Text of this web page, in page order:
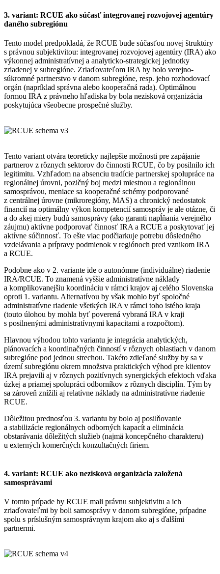
3. variant: RCUE ako súčasť integrovanej rozvojovej agentúry
daného subregiónu
Tento model predpokladá, že RCUE bude súčasťou novej štruktúry
s právnou subjektivitou: integrovanej rozvojovej agentúry (IRA) ako
výkonnej administratívnej a analyticko-strategickej jednotky
zriadenej v subregióne. Zriaďovateľom IRA by bolo verejno-
súkromné partnerstvo v danom subregióne, resp. jeho rozhodovací
orgán (napríklad správna alebo kooperačná rada). Optimálnou
formou IRA z právneho hľadiska by bola nezisková organizácia
poskytujúca všeobecne prospečné služby.
Tento variant otvára teoreticky najlepšie možnosti pre zapájanie
partnerov z rôznych sektorov do činnosti RCUE, čo by posilnilo ich
legitimitu. Vzhľadom na absenciu tradície partnerskej spolupráce na
regionálnej úrovni, pozičný boj medzi miestnou a regionálnou
samosprávou, meniace sa kooperačné schémy podporované
z centrálnej úrovne (mikroregióny, MAS) a chronický nedostatok
financií na optimálny výkon kompetencií samospráv je ale otázne, či
a do akej miery budú samosprávy (ako garanti napĺňania verejného
záujmu) aktívne podporovať činnosť IRA a RCUE a poskytovať jej
aktívne súčinnosť. To ešte viac podčiarkuje potrebu dôsledného
vzdelávania a prípravy podmienok v regiónoch pred vznikom IRA
a RCUE.
Podobne ako v 2. variante ide o autonómne (individuálne) riadenie
IRA/RCUE. To znamená vyššie administratívne náklady
a komplikovanejšiu koordináciu v rámci krajov aj celého Slovenska
oproti 1. variantu. Alternatívou by však mohlo byť spoločné
administratívne riadenie všetkých IRA v rámci toho istého kraja
(touto úlohou by mohla byť poverená vybraná IRA v kraji
s posilnenými administratívnymi kapacitami a rozpočtom).
Hlavnou výhodou tohto variantu je integrácia analytických,
plánovacích a koordinačných činností v rôznych oblastiach v danom
subregióne pod jednou strechou. Takéto zdieľané služby by sa v
území subregiónu okrem množstva praktických výhod pre klientov
IRA prejavili aj v rôznych pozitívnych synergických efektoch vďaka
úzkej a priamej spolupráci odborníkov z rôznych disciplín. Tým by
sa zároveň znížili aj relatívne náklady na administratívne riadenie
RCUE.
Dôležitou prednosťou 3. variantu by bolo aj posilňovanie
a stabilizácie regionálnych odborných kapacít a eliminácia
obstarávania dôležitých služieb (najmä koncepčného charakteru)
u externých komerčných konzultačných firiem.
4. variant: RCUE ako nezisková organizácia založená
samosprávami
V tomto prípade by RCUE mali právnu subjektivitu a ich
zriaďovateľmi by boli samosprávy v danom subregióne, prípadne
spolu s príslušným samosprávnym krajom ako aj s ďalšími
partnermi.